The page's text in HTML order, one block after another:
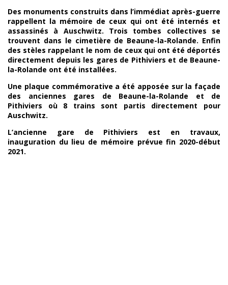
Des monuments construits dans l’immédiat après-guerre
rappellent la mémoire de ceux qui ont été internés et
assassinés à Auschwitz. Trois tombes collectives se
trouvent dans le cimetière de Beaune-la-Rolande. Enfin
des stèles rappelant le nom de ceux qui ont été déportés
directement depuis les gares de Pithiviers et de Beaune-
la-Rolande ont été installées.
Une plaque commémorative a été apposée sur la façade
des anciennes gares de Beaune-la-Rolande et de
Pithiviers où 8 trains sont partis directement pour
Auschwitz.
L’ancienne gare de Pithiviers est en travaux,
inauguration du lieu de mémoire prévue fin 2020-début
2021.